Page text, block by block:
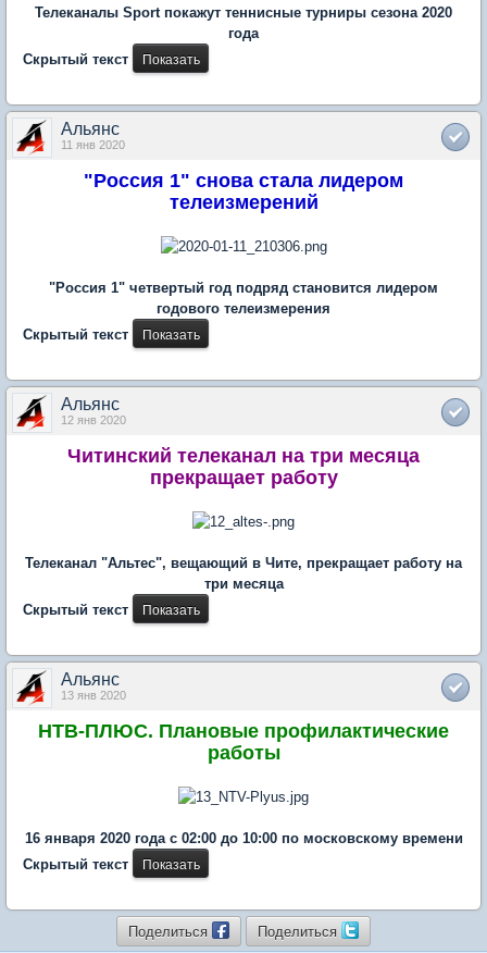
Телеканалы Sport покажут теннисные турниры сезона 2020
года
Скрытый текст
Альянс
11 янв 2020
"Россия 1" снова стала лидером
телеизмерений
"Россия 1" четвертый год подряд становится лидером
годового телеизмерения
Скрытый текст
Альянс
12 янв 2020
Читинский телеканал на три месяца
прекращает работу
Телеканал "Альтес", вещающий в Чите, прекращает работу на
три месяца
Скрытый текст
Альянс
13 янв 2020
НТВ-ПЛЮС. Плановые профилактические
работы
16 января 2020 года с 02:00 до 10:00 по московскому времени
Скрытый текст
Поделиться Поделиться